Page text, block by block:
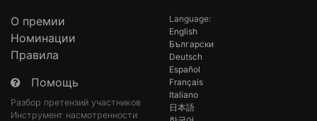
О премии
Номинации
Правила
Помощь
Разбор претензий участников
Инструмент насмотренности
Language:
English
Български
Deutsch
Español
Français
Italiano
日本語